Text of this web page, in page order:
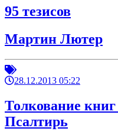
95 тезисов
Мартин Лютер
28.12.2013 05:22
Толкование книг
Псалтирь